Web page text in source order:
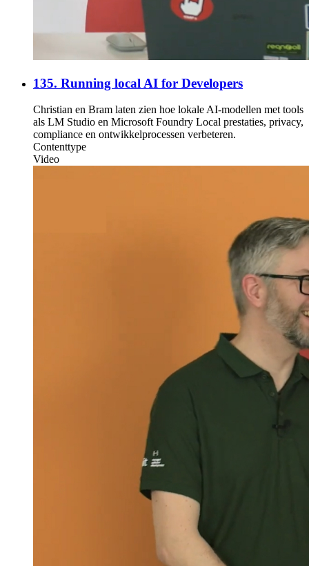
135. Running local AI for Developers
Christian en Bram laten zien hoe lokale AI-modellen met tools
als LM Studio en Microsoft Foundry Local prestaties, privacy,
compliance en ontwikkelprocessen verbeteren.
Contenttype
Video